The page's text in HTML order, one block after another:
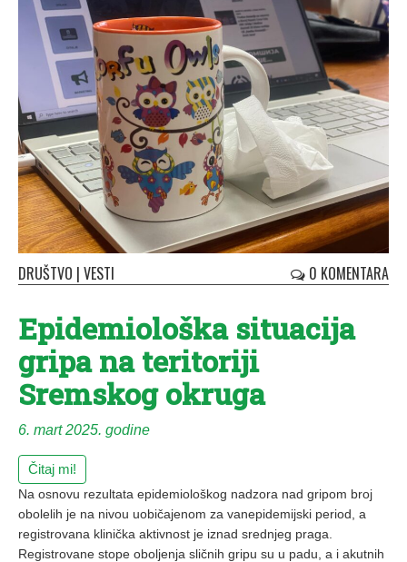
DRUŠTVO | VESTI 0 KOMENTARA
Epidemiološka situacija
gripa na teritoriji
Sremskog okruga
6. mart 2025. godine
Čitaj mi!
Na osnovu rezultata epidemiološkog nadzora nad gripom broj
obolelih je na nivou uobičajenom za vanepidemijski period, a
registrovana klinička aktivnost je iznad srednjeg praga.
Registrovane stope oboljenja sličnih gripu su u padu, a i akutnih